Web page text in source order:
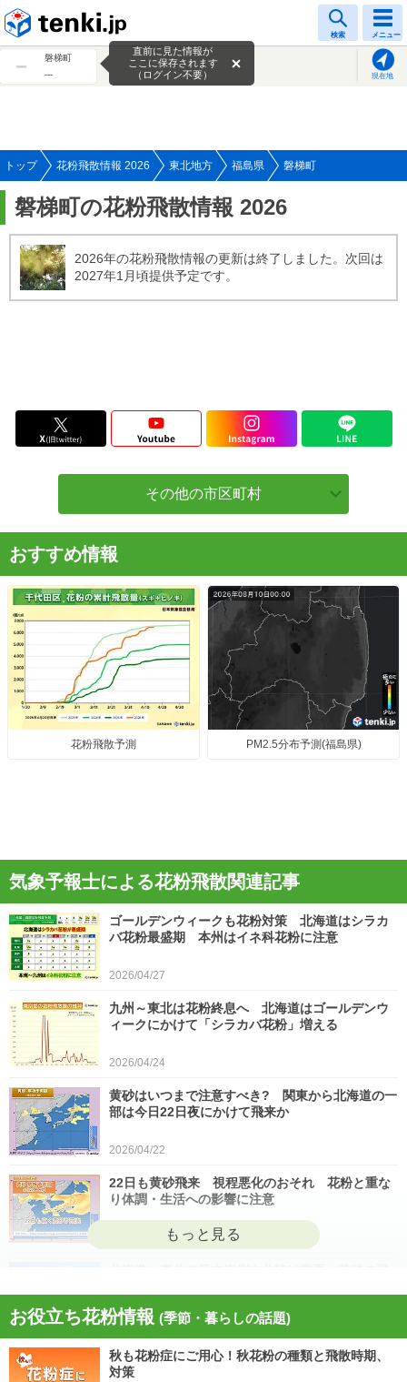
検索 メニュー
磐梯町
---
現在地
直前に見た情報が
ここに保存されます
（ログイン不要）
トップ 花粉飛散情報 2026 東北地方 福島県 磐梯町
磐梯町の花粉飛散情報 2026
2026年の花粉飛散情報の更新は終了しました。次回は
2027年1月頃提供予定です。
その他の市区町村
おすすめ情報
花粉飛散予測 PM2.5分布予測(福島県)
気象予報士による花粉飛散関連記事
ゴールデンウィークも花粉対策 北海道はシラカ
バ花粉最盛期 本州はイネ科花粉に注意
2026/04/27
九州～東北は花粉終息へ 北海道はゴールデンウ
ィークにかけて「シラカバ花粉」増える
2026/04/24
黄砂はいつまで注意すべき? 関東から北海道の一
部は今日22日夜にかけて飛来か
2026/04/22
22日も黄砂飛来 視程悪化のおそれ 花粉と重な
り体調・生活への影響に注意
2026/04/21
今日21日は黄砂が広く飛来 花粉とのダブル影響
に注意 症状悪化や洗濯物など対策を
お役立ち花粉情報 (季節・暮らしの話題)
秋も花粉症にご用心！秋花粉の種類と飛散時期、
対策